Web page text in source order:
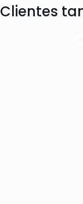
Clientes